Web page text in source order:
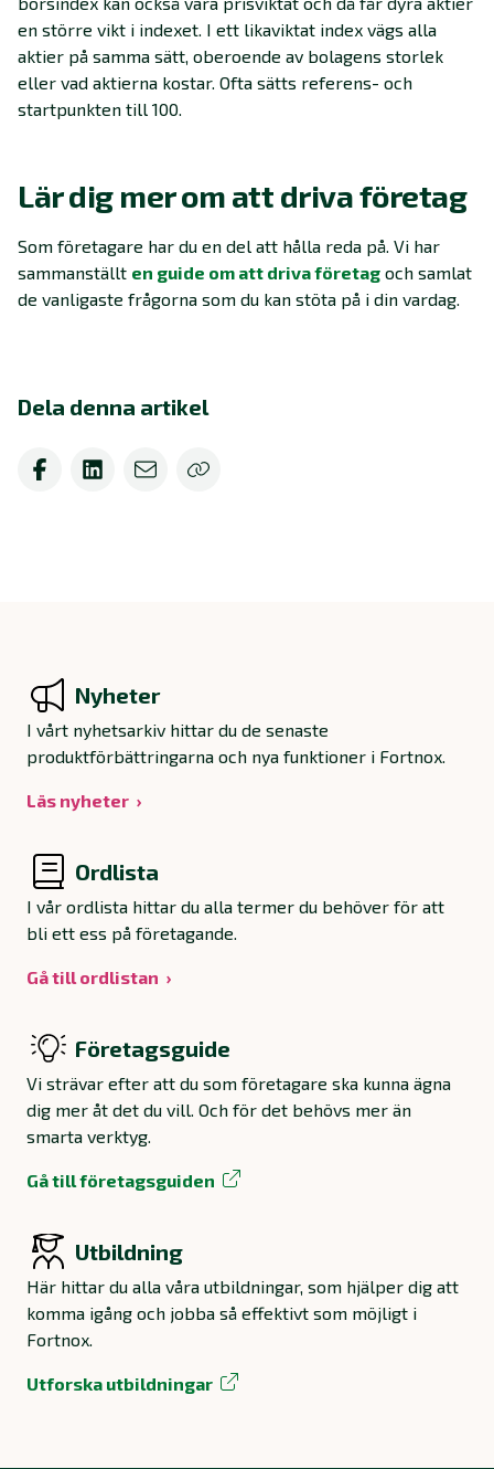
en större vikt i indexet. I ett likaviktat index vägs alla
aktier på samma sätt, oberoende av bolagens storlek
eller vad aktierna kostar. Ofta sätts referens- och
startpunkten till 100.
Lär dig mer om att driva företag
Som företagare har du en del att hålla reda på. Vi har
sammanställt en guide om att driva företag och samlat
de vanligaste frågorna som du kan stöta på i din vardag.
Dela denna artikel
Nyheter
I vårt nyhetsarkiv hittar du de senaste
produktförbättringarna och nya funktioner i Fortnox.
Läs nyheter
Ordlista
I vår ordlista hittar du alla termer du behöver för att
bli ett ess på företagande.
Gå till ordlistan
Företagsguide
Vi strävar efter att du som företagare ska kunna ägna
dig mer åt det du vill. Och för det behövs mer än
smarta verktyg.
Gå till företagsguiden
Utbildning
Här hittar du alla våra utbildningar, som hjälper dig att
komma igång och jobba så effektivt som möjligt i
Fortnox.
Utforska utbildningar